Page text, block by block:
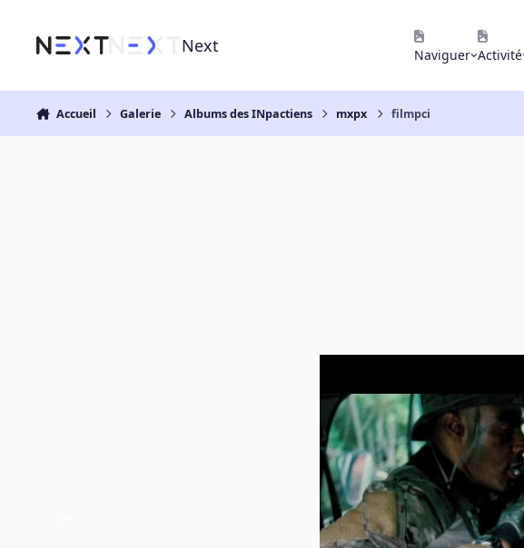
Next Naviguer Activité
Accueil Galerie Albums des INpactiens mxpx filmpci